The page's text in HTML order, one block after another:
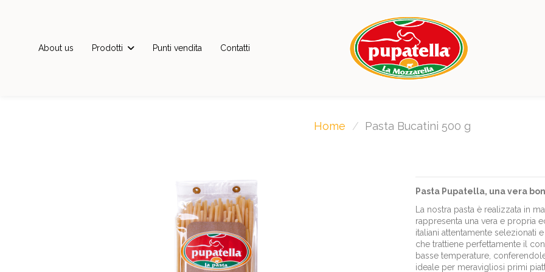
About us Prodotti Punti vendita Contatti
Home Pasta Bucatini 500 g
Pasta Pupatella, una vera
La nostra pasta è realizzata in
rappresenta una vera e propria
italiani attentamente selezionati
che trattiene perfettamente il
basse temperature,
ideale per meravigliosi primi